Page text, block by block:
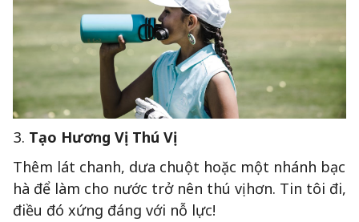
Tạo Hương Vị Thú Vị
Thêm lát chanh, dưa chuột hoặc một nhánh bạc
hà để làm cho nước trở nên thú vị hơn. Tin tôi đi,
điều đó xứng đáng với nỗ lực!